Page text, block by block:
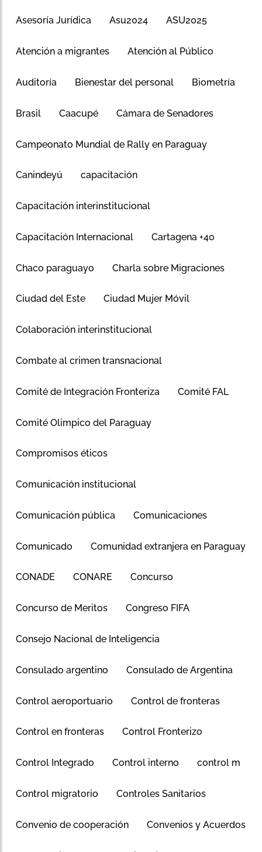
Asesoría Jurídica Asu2024 ASU2025
Atención a migrantes Atención al Público
Auditoría Bienestar del personal Biometría
Brasil Caacupé Cámara de Senadores
Campeonato Mundial de Rally en Paraguay
Canindeyú capacitación
Capacitación interinstitucional
Capacitación Internacional Cartagena +40
Chaco paraguayo Charla sobre Migraciones
Ciudad del Este Ciudad Mujer Móvil
Colaboración interinstitucional
Combate al crimen transnacional
Comité de Integración Fronteriza Comité FAL
Comité Olimpico del Paraguay
Compromisos éticos
Comunicación institucional
Comunicación pública Comunicaciones
Comunicado Comunidad extranjera en Paraguay
CONADE CONARE Concurso
Concurso de Meritos Congreso FIFA
Consejo Nacional de Inteligencia
Consulado argentino Consulado de Argentina
Control aeroportuario Control de fronteras
Control en fronteras Control Fronterizo
Control Integrado Control interno control m
Control migratorio Controles Sanitarios
Convenio de cooperación Convenios y Acuerdos